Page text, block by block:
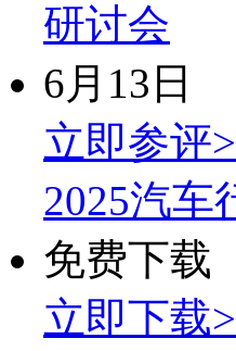
研讨会
6月13日
立即参评
2025汽车
免费下载
立即下载